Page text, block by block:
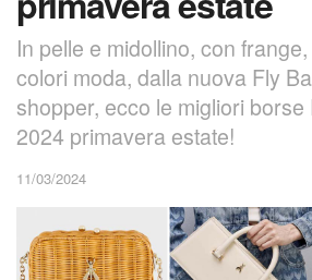
In pelle e midollino, con
colori moda, dalla nuova Fly
shopper, ecco le migliori borse
2024 primavera estate!
11/03/2024